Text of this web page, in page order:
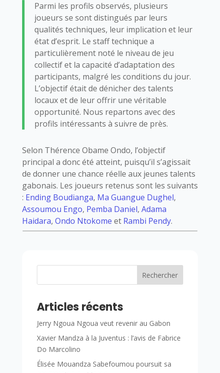
Parmi les profils observés, plusieurs
joueurs se sont distingués par leurs
qualités techniques, leur implication et leur
état d’esprit. Le staff technique a
particulièrement noté le niveau de jeu
collectif et la capacité d’adaptation des
participants, malgré les conditions du jour.
L’objectif était de dénicher des talents
locaux et de leur offrir une véritable
opportunité. Nous repartons avec des
profils intéressants à suivre de près.
Selon Thérence Obame Ondo, l’objectif
principal a donc été atteint, puisqu’il s’agissait
de donner une chance réelle aux jeunes talents
gabonais. Les joueurs retenus sont les suivants
: Ending Boudianga, Ma Guangue Dughel,
Assoumou Engo, Pemba Daniel, Adama
Haidara, Ondo Ntokome et Rambi Pendy.
Rechercher
Articles récents
Jerry Ngoua Ngoua veut revenir au Gabon
Xavier Mandza à la Juventus : l’avis de Fabrice
Do Marcolino
Élisée Mouandza Sabefoumou poursuit sa